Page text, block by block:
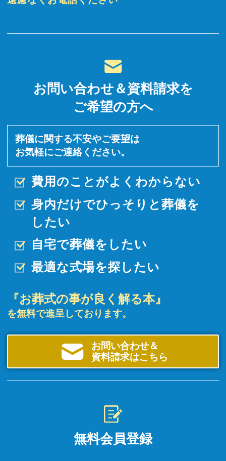
お問い合わせ＆資料請求を
ご希望の方へ
葬儀に関する不安やご要望は
お気軽にご連絡ください。
費用のことがよくわからない
身内だけでひっそりと 葬儀を
したい
自宅で葬儀をしたい
最適な式場を探したい
『お葬式の事が良く解る本』
を無料で進呈しております。
お問い合わせ＆
資料請求はこちら
無料会員登録